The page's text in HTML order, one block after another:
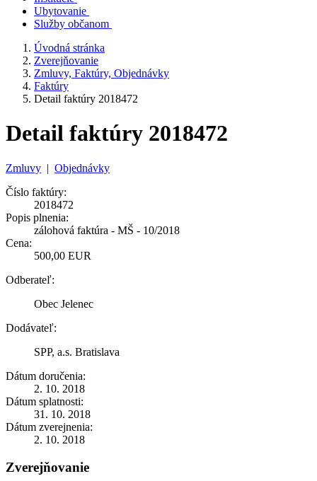
Ubytovanie
Služby občanom
Úvodná stránka
Zverejňovanie
Zmluvy, Faktúry, Objednávky
Faktúry
Detail faktúry 2018472
Detail faktúry 2018472
Zmluvy | Objednávky
Číslo faktúry:
2018472
Popis plnenia:
zálohová faktúra - MŠ - 10/2018
Cena:
500,00 EUR
Odberateľ:
Obec Jelenec
Dodávateľ:
SPP, a.s. Bratislava
Dátum doručenia:
2. 10. 2018
Dátum splatnosti:
31. 10. 2018
Dátum zverejnenia:
2. 10. 2018
Zverejňovanie